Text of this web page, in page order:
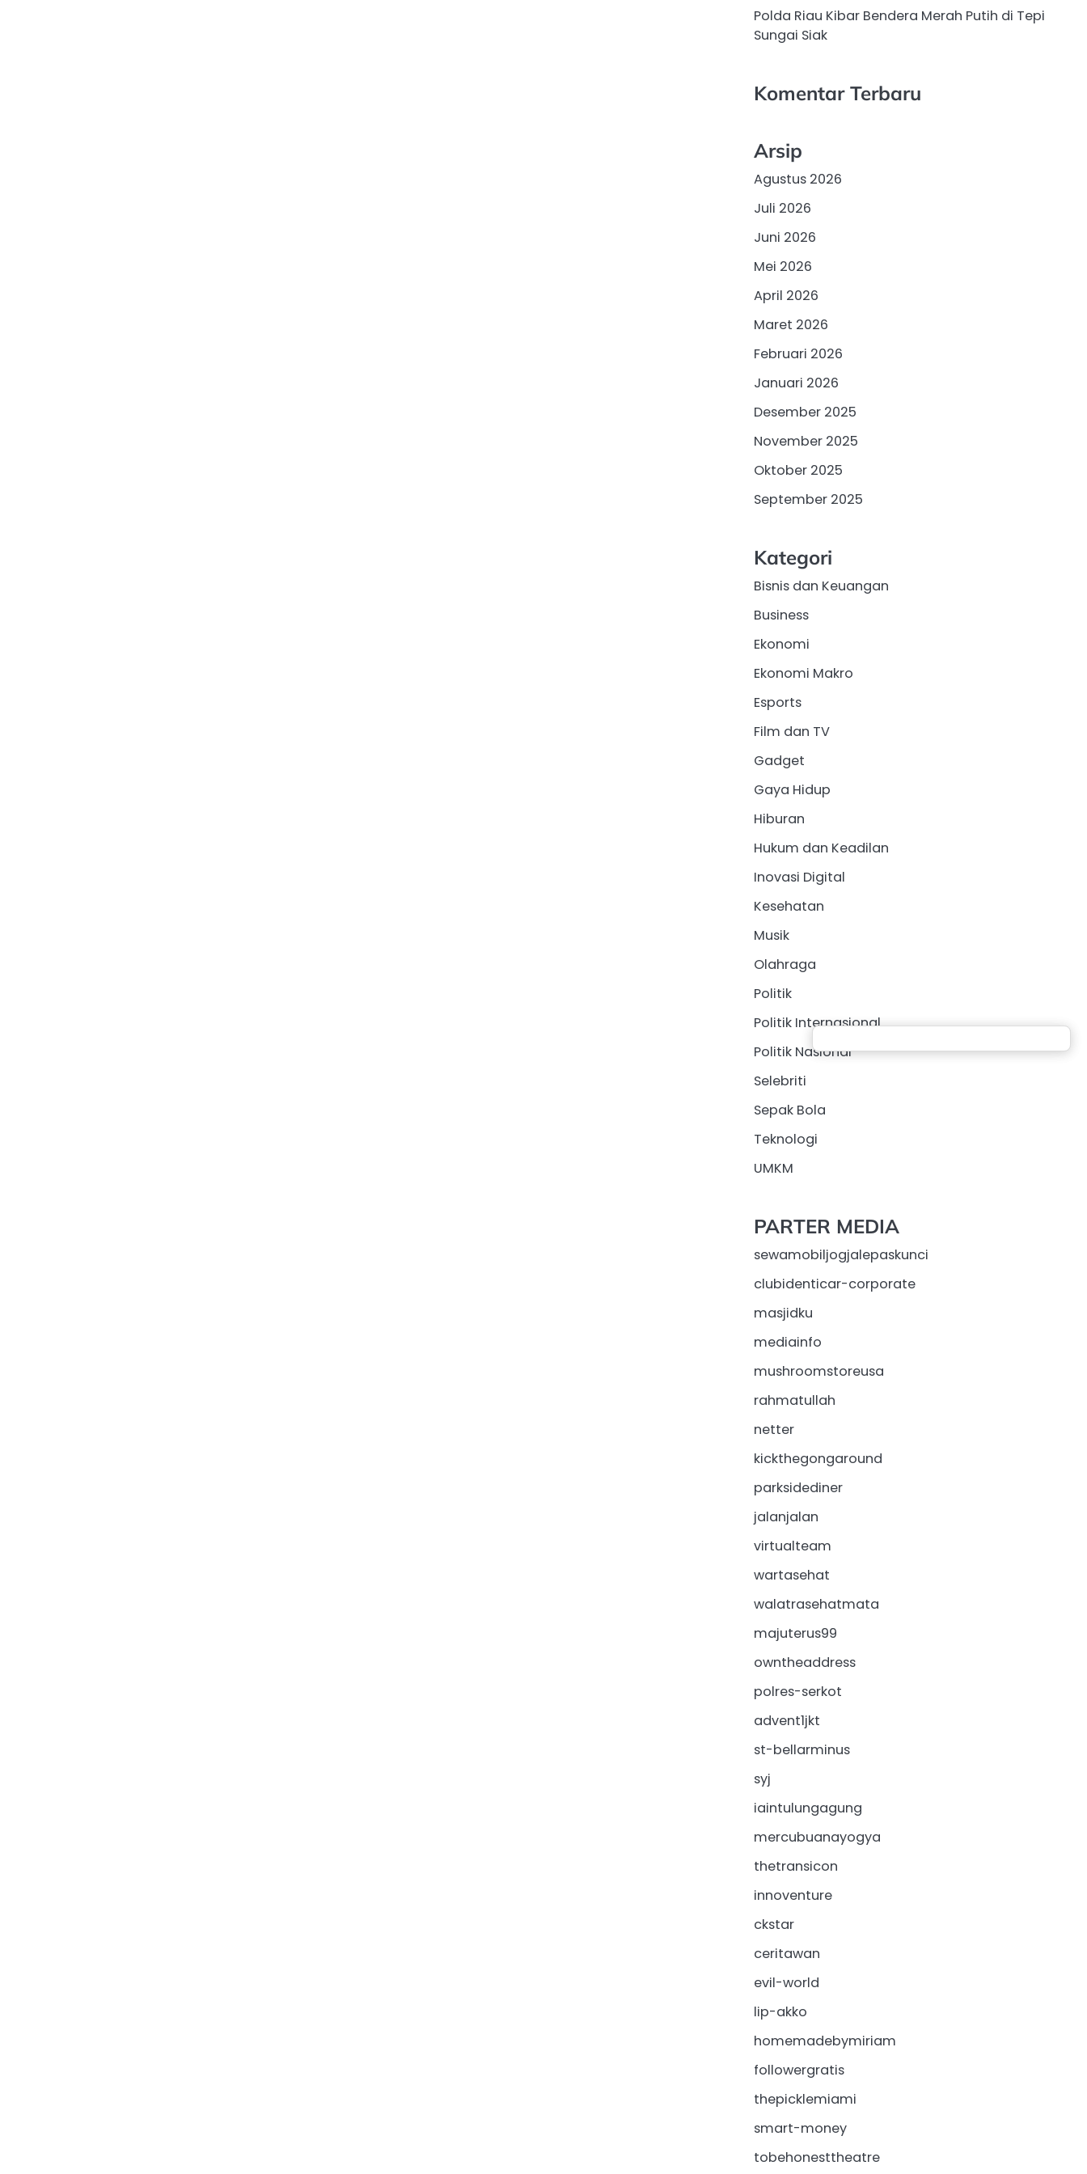
Polda Riau Kibar Bendera Merah Putih di Tepi
Sungai Siak
Komentar Terbaru
Arsip
Agustus 2026
Juli 2026
Juni 2026
Mei 2026
April 2026
Maret 2026
Februari 2026
Januari 2026
Desember 2025
November 2025
Oktober 2025
September 2025
Kategori
Bisnis dan Keuangan
Business
Ekonomi
Ekonomi Makro
Esports
Film dan TV
Gadget
Gaya Hidup
Hiburan
Hukum dan Keadilan
Inovasi Digital
Kesehatan
Musik
Olahraga
Politik
Politik Internasional
Politik Nasional
Selebriti
Sepak Bola
Teknologi
UMKM
PARTER MEDIA
sewamobiljogjalepaskunci
clubidenticar-corporate
masjidku
mediainfo
mushroomstoreusa
rahmatullah
netter
kickthegongaround
parksidediner
jalanjalan
virtualteam
wartasehat
walatrasehatmata
majuterus99
owntheaddress
polres-serkot
advent1jkt
st-bellarminus
syj
iaintulungagung
mercubuanayogya
thetransicon
innoventure
ckstar
ceritawan
evil-world
lip-akko
homemadebymiriam
followergratis
thepicklemiami
smart-money
tobehonesttheatre